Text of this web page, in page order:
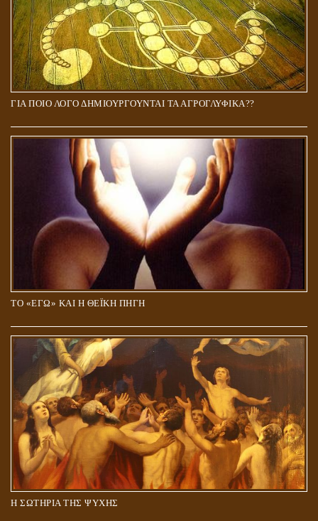
ΓΙΑ ΠΟΙΟ ΛΟΓΟ ΔΗΜΙΟΥΡΓΟΥΝΤΑΙ ΤΑ ΑΓΡΟΓΛΥΦΙΚΑ??
ΤΟ «ΕΓΩ» ΚΑΙ Η ΘΕΪΚΗ ΠΗΓΗ
Η ΣΩΤΗΡΙΑ ΤΗΣ ΨΥΧΗΣ